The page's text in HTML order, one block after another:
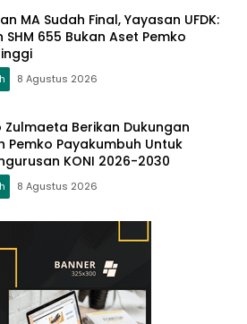
MA Sudah Final, Yayasan UFDK:
SHM 655 Bukan Aset Pemko
8 Agustus 2026
Zulmaeta Berikan Dukungan
Pemko Payakumbuh Untuk
KONI 2026-2030
8 Agustus 2026